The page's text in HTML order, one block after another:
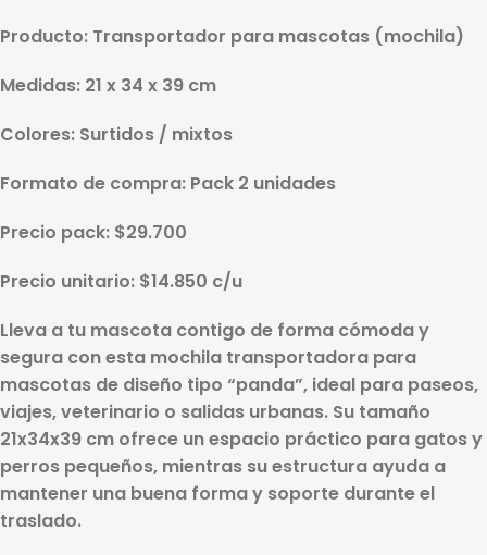
Producto: Transportador para mascotas (mochila)
Medidas: 21 x 34 x 39 cm
Colores: Surtidos / mixtos
Formato de compra: Pack 2 unidades
Precio pack: $29.700
Precio unitario: $14.850 c/u
Lleva a tu mascota contigo de forma cómoda y
segura con esta mochila transportadora para
mascotas de diseño tipo “panda”, ideal para paseos,
viajes, veterinario o salidas urbanas. Su tamaño
21x34x39 cm ofrece un espacio práctico para gatos y
perros pequeños, mientras su estructura ayuda a
mantener una buena forma y soporte durante el
traslado.